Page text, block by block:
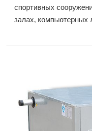
спортивных
залах, компьютерных